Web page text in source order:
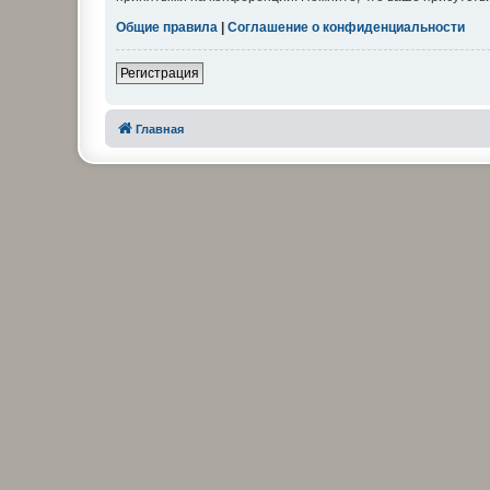
Общие правила | Соглашение о конфиденциальности
Регистрация
Главная